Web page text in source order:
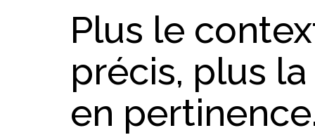
Plus le
précis, plus
en